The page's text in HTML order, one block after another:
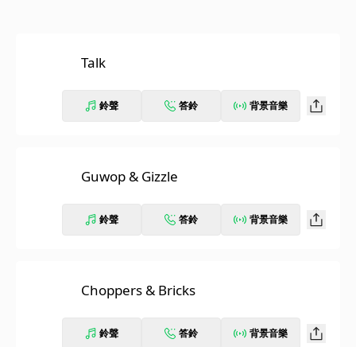
Talk
鈴聲 答鈴 背景音樂
Guwop & Gizzle
鈴聲 答鈴 背景音樂
Choppers & Bricks
鈴聲 答鈴 背景音樂